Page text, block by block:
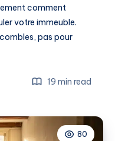
comment
votre immeuble.
pas pour
19 min read
80